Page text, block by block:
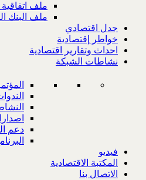
ملف
ملف البنك
جدل اقتصادي
خواطر إقتصادية
احداث وتقارير اقتصادية
نشاطات الشبكة
دعم
فيديو
المكتبة الاقتصادية
الاتصال بنا